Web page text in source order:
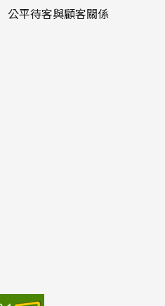
公平待客與顧客關係